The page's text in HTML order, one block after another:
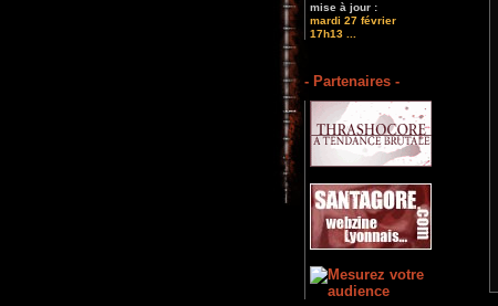
mise à jour :
mardi 27 février
17h13 ...
- Partenaires -